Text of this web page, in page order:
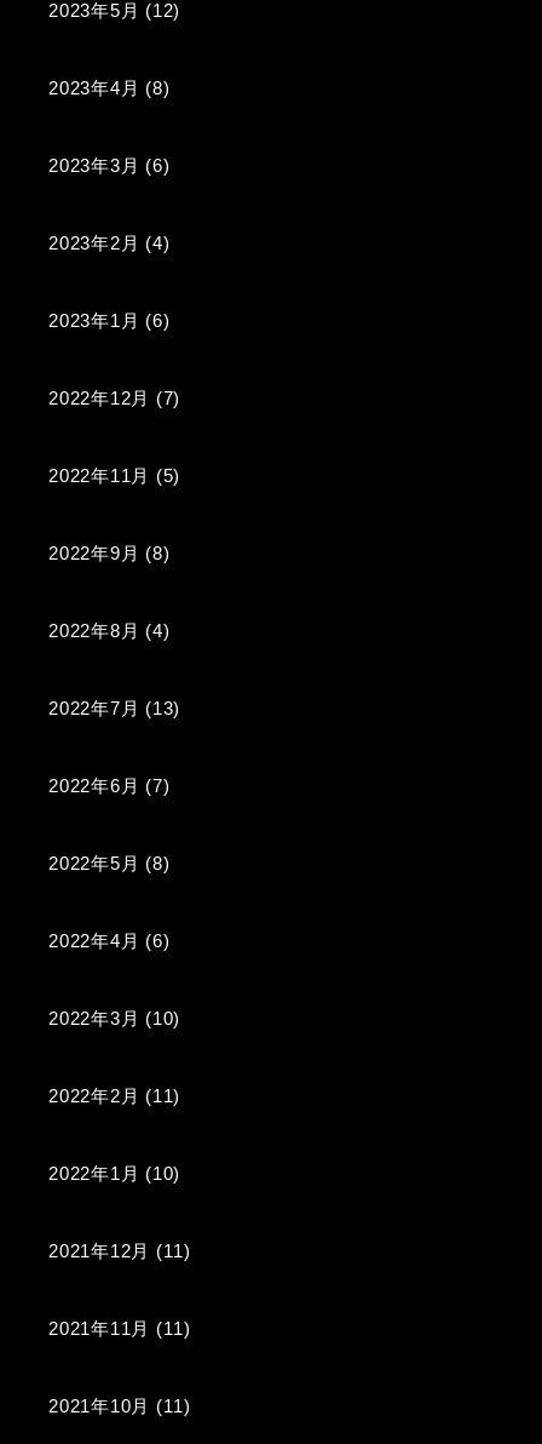
2023年5月 (12)
2023年4月 (8)
2023年3月 (6)
2023年2月 (4)
2023年1月 (6)
2022年12月 (7)
2022年11月 (5)
2022年9月 (8)
2022年8月 (4)
2022年7月 (13)
2022年6月 (7)
2022年5月 (8)
2022年4月 (6)
2022年3月 (10)
2022年2月 (11)
2022年1月 (10)
2021年12月 (11)
2021年11月 (11)
2021年10月 (11)